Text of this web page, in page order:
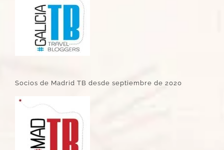
Socios de Madrid TB desde septiembre de 2020